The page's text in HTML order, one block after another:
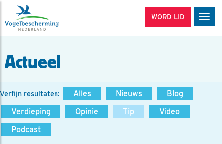
WORD LID
Actueel
Verfijn resultaten: Alles Nieuws
Blog
Verdieping
Opinie Tip
Video
Podcast